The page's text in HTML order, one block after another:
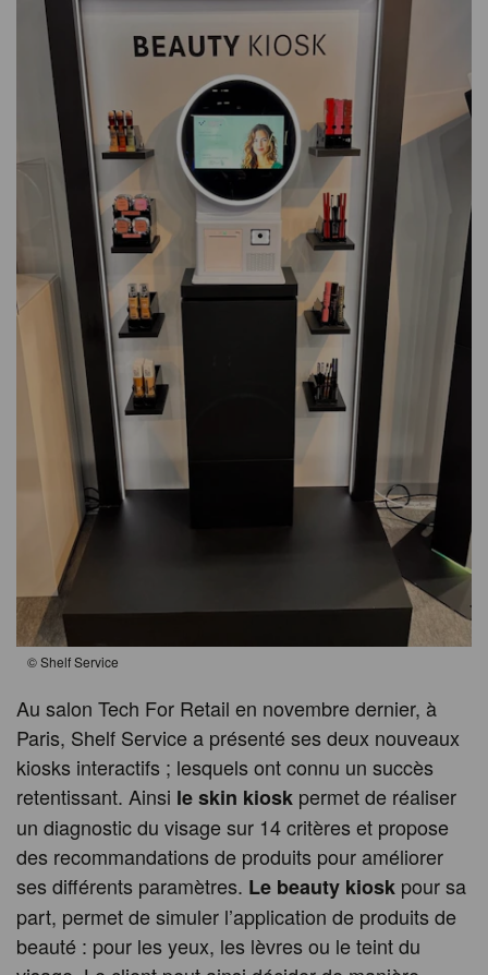
©Shelf Service
Au salon Tech For Retail en novembre dernier, à
Paris, Shelf Service a présenté ses deux nouveaux
kiosks interactifs ; lesquels ont connu un succès
retentissant. Ainsi le skin kiosk permet de réaliser
un diagnostic du visage sur 14 critères et propose
des recommandations de produits pour améliorer
ses différents paramètres. Le beauty kiosk pour sa
part, permet de simuler l’application de produits de
beauté : pour les yeux, les lèvres ou le teint du